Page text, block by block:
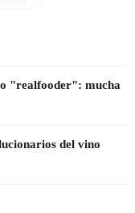
"realfooder": mucha
del vino